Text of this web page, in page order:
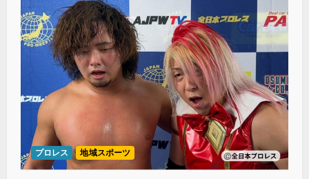
プロレス 地域スポーツ